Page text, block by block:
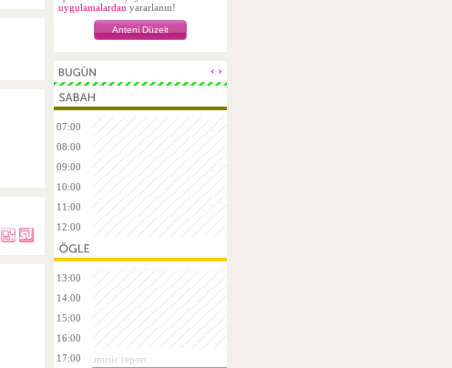
uygulamalardan yararlanın!
Anteni Düzelt
‹ ›
07:00
08:00
09:00
10:00
11:00
12:00
13:00
14:00
15:00
16:00
17:00
music report